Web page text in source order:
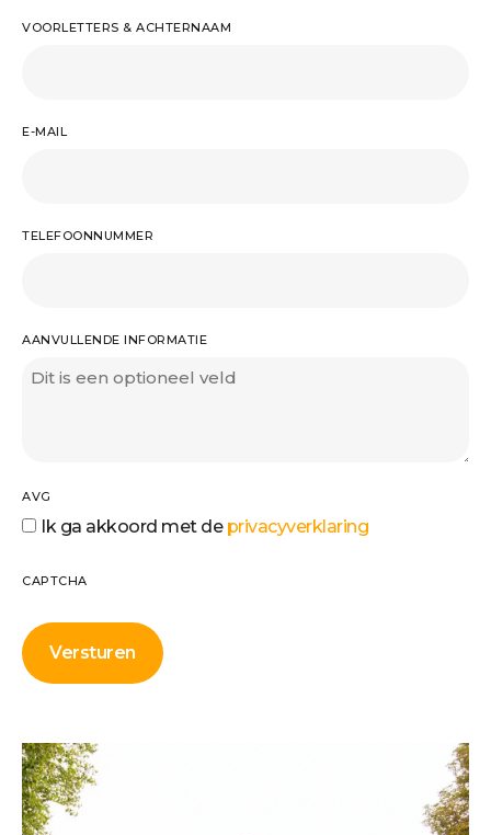
VOORLETTERS & ACHTERNAAM
E-MAIL
TELEFOONNUMMER
AANVULLENDE INFORMATIE
AVG
Ik ga akkoord met de privacyverklaring
CAPTCHA